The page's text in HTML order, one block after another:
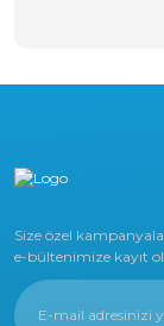
Size özel
e-bültenimize kayıt